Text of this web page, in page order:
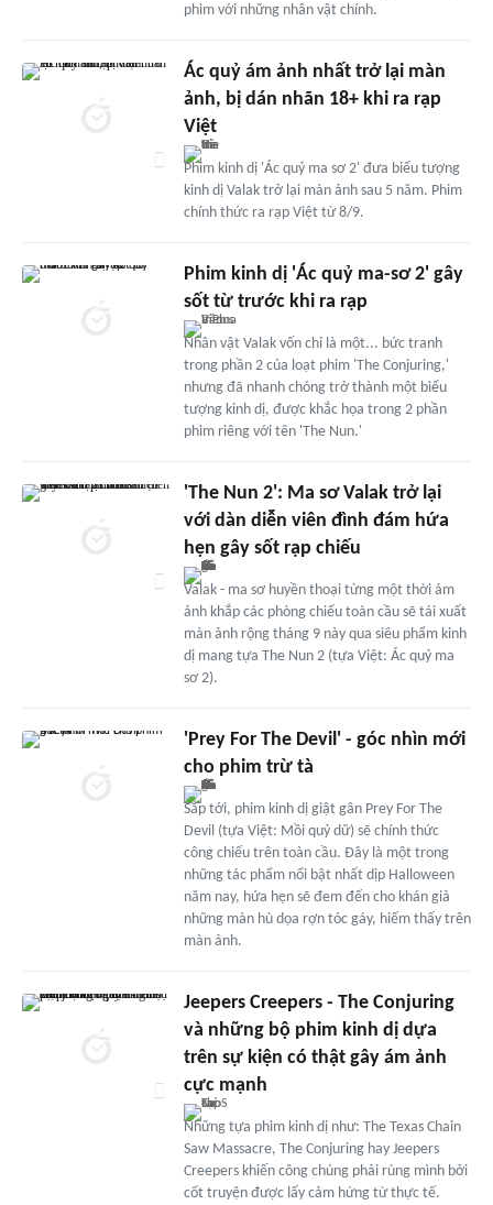
phim với những nhân vật chính.
Ác quỷ ám ảnh nhất trở lại màn
ảnh, bị dán nhãn 18+ khi ra rạp
Việt
Phim kinh dị 'Ác quỷ ma sơ 2' đưa biểu tượng
kinh dị Valak trở lại màn ảnh sau 5 năm. Phim
chính thức ra rạp Việt từ 8/9.
Phim kinh dị 'Ác quỷ ma-sơ 2' gây
sốt từ trước khi ra rạp
Nhân vật Valak vốn chỉ là một... bức tranh
trong phần 2 của loạt phim 'The Conjuring,'
nhưng đã nhanh chóng trở thành một biểu
tượng kinh dị, được khắc họa trong 2 phần
phim riêng với tên 'The Nun.'
'The Nun 2': Ma sơ Valak trở lại
với dàn diễn viên đình đám hứa
hẹn gây sốt rạp chiếu
Valak - ma sơ huyền thoại từng một thời ám
ảnh khắp các phòng chiếu toàn cầu sẽ tái xuất
màn ảnh rộng tháng 9 này qua siêu phẩm kinh
dị mang tựa The Nun 2 (tựa Việt: Ác quỷ ma
sơ 2).
'Prey For The Devil' - góc nhìn mới
cho phim trừ tà
Sắp tới, phim kinh dị giật gân Prey For The
Devil (tựa Việt: Mồi quỷ dữ) sẽ chính thức
công chiếu trên toàn cầu. Đây là một trong
những tác phẩm nổi bật nhất dịp Halloween
năm nay, hứa hẹn sẽ đem đến cho khán giả
những màn hù dọa rợn tóc gáy, hiếm thấy trên
màn ảnh.
Jeepers Creepers - The Conjuring
và những bộ phim kinh dị dựa
trên sự kiện có thật gây ám ảnh
cực mạnh
Những tựa phim kinh dị như: The Texas Chain
Saw Massacre, The Conjuring hay Jeepers
Creepers khiến công chúng phải rùng mình bởi
cốt truyện được lấy cảm hứng từ thực tế.